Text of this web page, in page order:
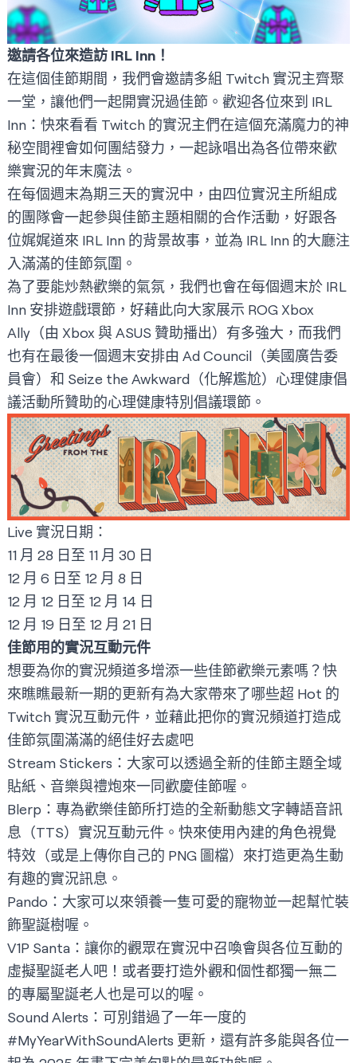
邀請各位來造訪 IRL Inn！
在這個佳節期間，我們會邀請多組 Twitch 實況主齊聚
一堂，讓他們一起開實況過佳節。歡迎各位來到 IRL
Inn ：快來看看 Twitch 的實況主們在這個充滿魔力的神
秘空間裡會如何團結發力，一起詠唱出為各位帶來歡
樂實況的年末魔法。
在每個週末為期三天的實況中，由四位實況主所組成
的團隊會一起參與佳節主題相關的合作活動，好跟各
位娓娓道來 IRL Inn 的背景故事，並為 IRL Inn 的大廳注
入滿滿的佳節氛圍。
為了要能炒熱歡樂的氣氛，我們也會在每個週末於 IRL
Inn 安排遊戲環節，好藉此向大家展示 ROG Xbox
Ally（由 Xbox 與 ASUS 贊助播出）有多強大，而我們
也有在最後一個週末安排由 Ad Council（美國廣告委
員會）和 Seize the Awkward（化解尷尬）心理健康倡
議活動所贊助的心理健康特別倡議環節。
Live 實況日期：
11 月 28 日至 11 月 30 日
12 月 6 日至 12 月 8 日
12 月 12 日至 12 月 14 日
12 月 19 日至 12 月 21 日
佳節用的實況互動元件
想要為你的實況頻道多增添一些佳節歡樂元素嗎？快
來瞧瞧最新一期的更新有為大家帶來了哪些超 Hot 的
Twitch 實況互動元件 ，並藉此把你的實況頻道打造成
佳節氛圍滿滿的絕佳好去處吧
Stream Stickers ：大家可以透過全新的佳節主題全域
貼紙、音樂與禮炮來一同歡慶佳節喔。
Blerp ：專為歡樂佳節所打造的全新動態文字轉語音訊
息（TTS）實況互動元件。快來使用內建的角色視覺
特效（或是上傳你自己的 PNG 圖檔）來打造更為生動
有趣的實況訊息。
Pando ：大家可以來領養一隻可愛的寵物並一起幫忙裝
飾聖誕樹喔。
V1P Santa ：讓你的觀眾在實況中召喚會與各位互動的
虛擬聖誕老人吧！或者要打造外觀和個性都獨一無二
的專屬聖誕老人也是可以的喔。
Sound Alerts ：可別錯過了一年一度的
#MyYearWithSoundAlerts 更新，還有許多能與各位一